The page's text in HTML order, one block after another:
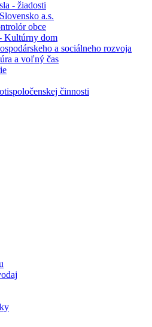
- žiadosti
a.s.
obce
Kultúrny dom
a sociálneho rozvoja
a voľný čas
činnosti